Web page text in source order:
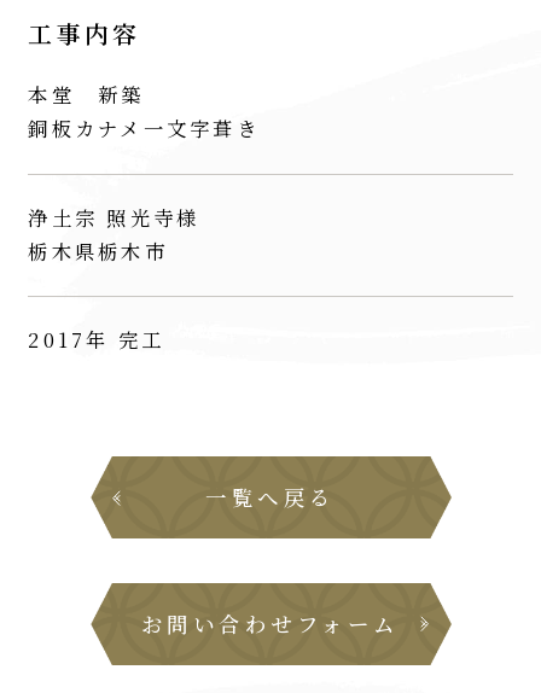
工事内容
本堂 新築
銅板カナメ一文字葺き
浄土宗 照光寺様
栃木県栃木市
2017年 完工
一覧へ戻る
お問い合わせフォーム